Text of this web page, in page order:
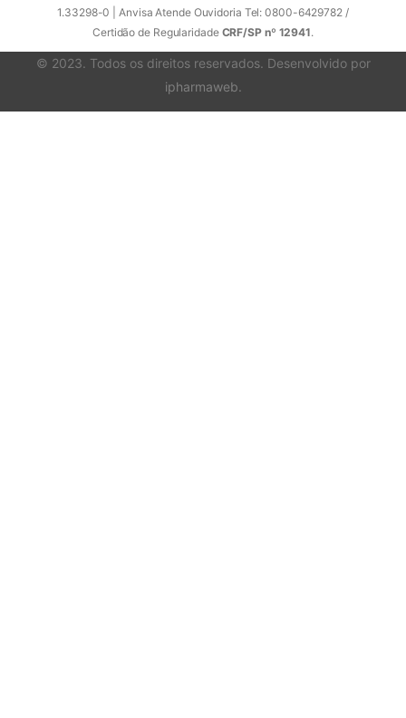
1.33298-0 | Anvisa Atende Ouvidoria Tel: 0800-6429782 /
Certidão de Regularidade CRF/SP nº 12941.
© 2023. Todos os direitos reservados. Desenvolvido por
ipharmaweb.